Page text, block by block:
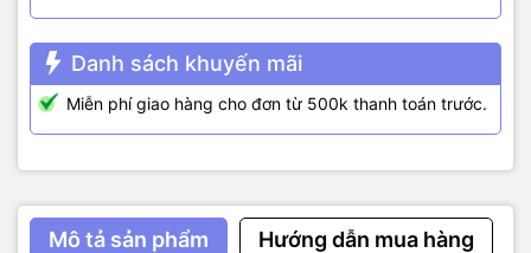
Danh sách khuyến mãi
Miễn phí giao hàng cho đơn từ 500k thanh toán trước.
Mô tả sản phẩm Hướng dẫn mua hàng